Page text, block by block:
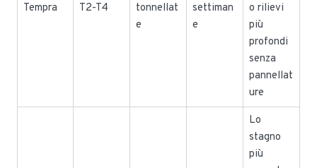
Tempra T2-T4
tonnellat
e
settiman
e
o rilievi
più
profondi
senza
pannellat
ure
Lo
stagno
più